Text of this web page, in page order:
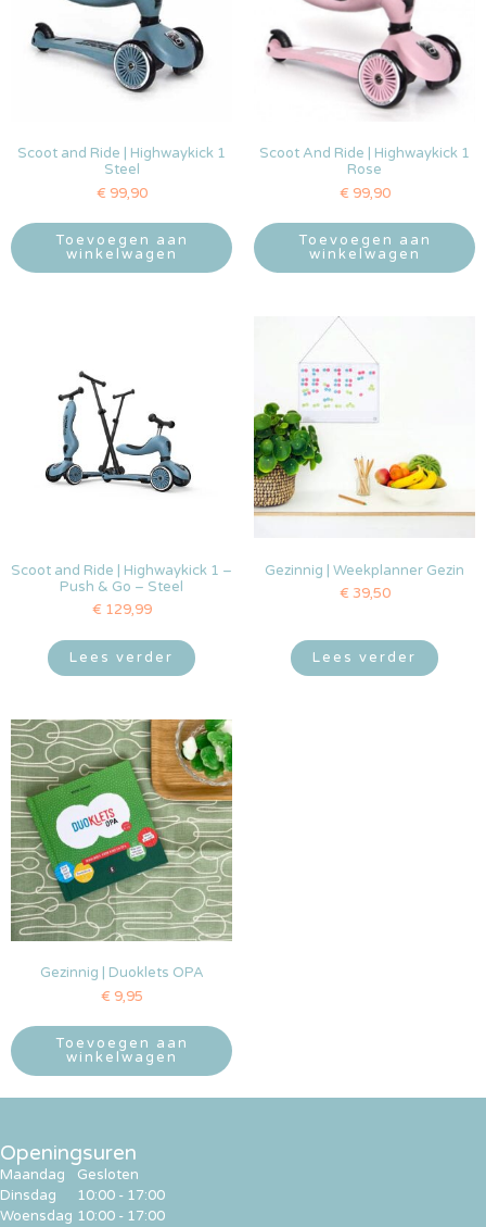
Scoot and Ride | Highwaykick 1
Steel
€ 99,90
Toevoegen aan
winkelwagen
Scoot And Ride | Highwaykick 1
Rose
€ 99,90
Toevoegen aan
winkelwagen
Scoot and Ride | Highwaykick 1 –
Push & Go – Steel
€ 129,99
Lees verder
Gezinnig | Weekplanner Gezin
€ 39,50
Lees verder
Gezinnig | Duoklets OPA
€ 9,95
Toevoegen aan
winkelwagen
Openingsuren
Maandag
Dinsdag
Woensdag
Gesloten
10:00 - 17:00
10:00 - 17:00